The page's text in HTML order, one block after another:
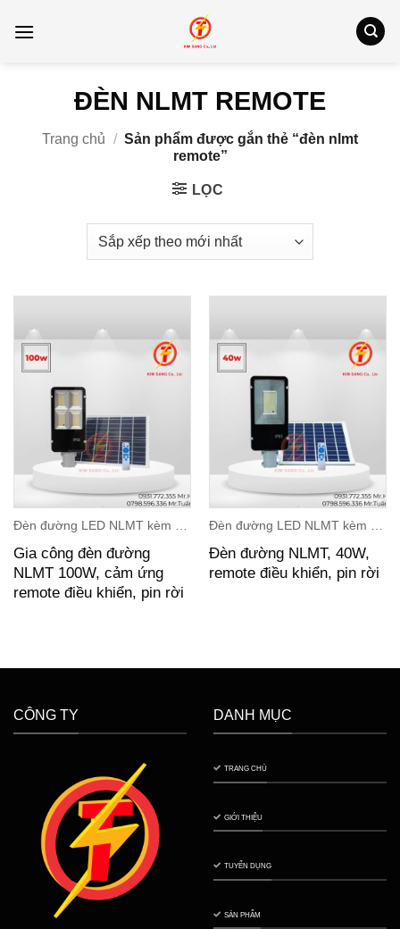
qua
ĐÈN NLMT REMOTE
Trang chủ / Sản phẩm được gắn thẻ “đèn nlmt
remote”
LỌC
Gia công đèn đường
NLMT 100W, cảm ứng
remote điều khiển, pin rời
Đèn đường NLMT, 40W,
remote điều khiển, pin rời
CÔNG TY DANH MỤC
TRANG CHỦ
GIỚI THIỆU
TUYỂN DỤNG
SẢN PHẨM